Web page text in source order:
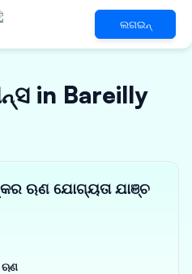
ଲଗଇନ୍
in Bareilly
ଋଣ ଯୋଗ୍ୟତା ଯାଞ୍ଚ
ଋଣ